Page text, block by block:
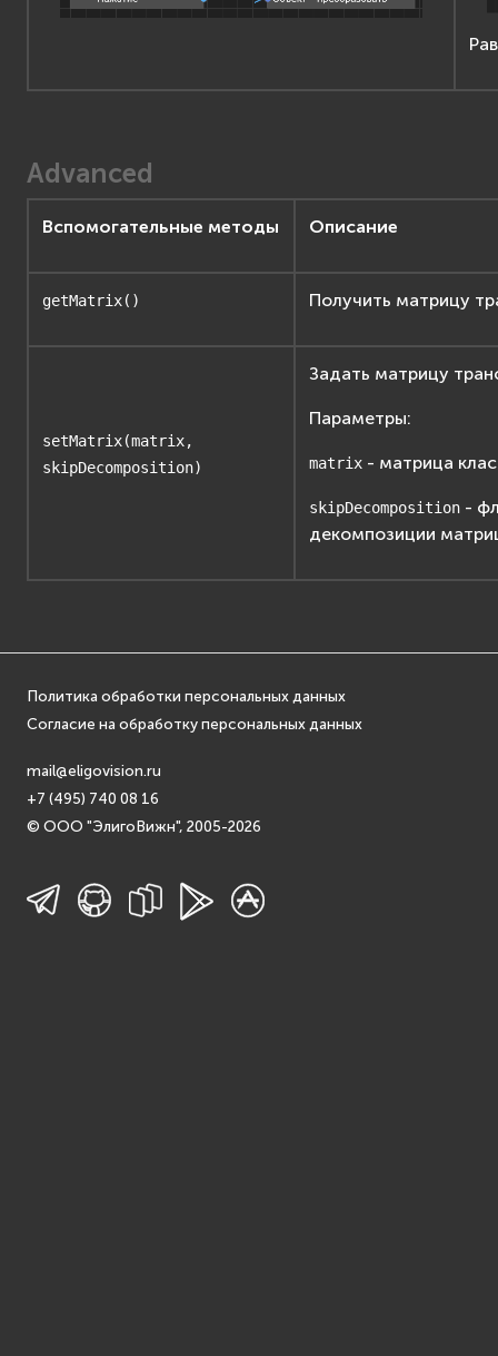
Advanced
Вспомогательные методы Описание
getMatrix() Получить матрицу
setMatrix(matrix,
skipDecomposition)
Задать матрицу
Параметры:
matrix - матрица
skipDecomposition -
декомпозиции
Политика обработки персональных данных
Согласие на обработку персональных данных
mail@eligovision.ru
+7 (495) 740 08 16
© ООО "ЭлигоВижн", 2005-2026